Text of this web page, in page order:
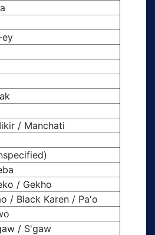
ey
/ Manchati
/ Gekho
/ Black Karen / Pa'o
/ S'gaw